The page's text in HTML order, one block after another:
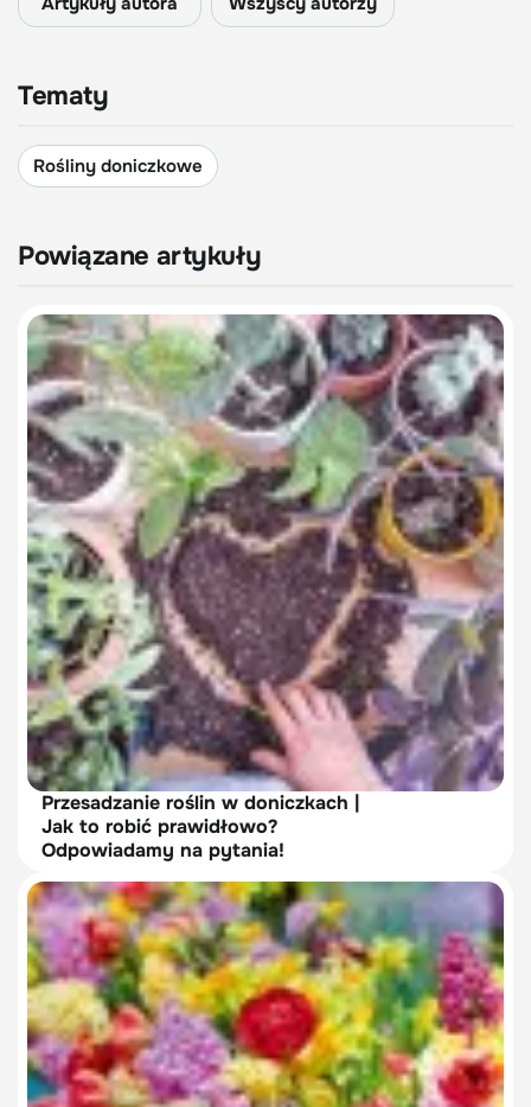
Tematy
Rośliny doniczkowe
Powiązane artykuły
Przesadzanie roślin w doniczkach |
Jak to robić prawidłowo?
Odpowiadamy na pytania!